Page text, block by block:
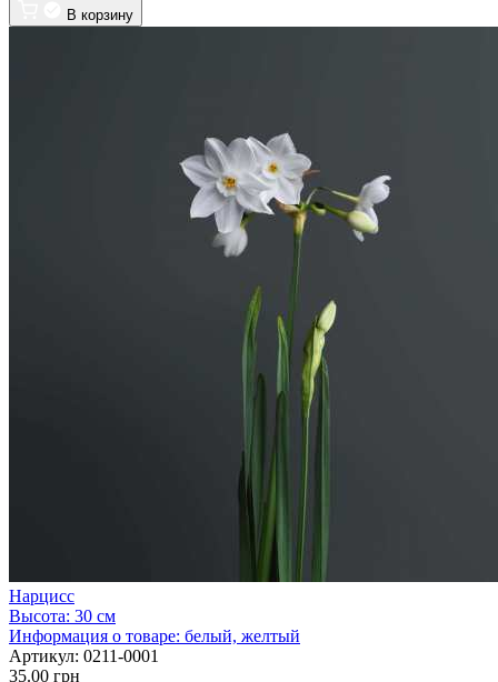
В корзину
Нарцисс
Высота: 30 см
Информация о товаре: белый, желтый
Артикул: 0211-0001
35.00 грн